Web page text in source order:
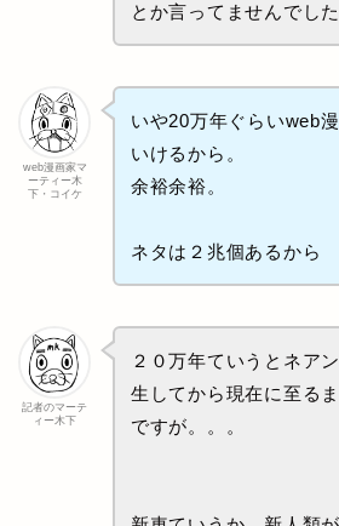
とか言ってませんでした
web漫画家マ
ーティー木
下・コイケ
いや20万年ぐらいweb
いけるから。
余裕余裕。
ネタは２兆個あるから
記者のマーテ
ィー木下
２０万年ていうとネア
生してから現在に至る
ですが。。。